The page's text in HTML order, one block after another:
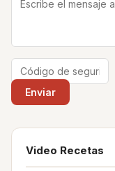
Video Recetas